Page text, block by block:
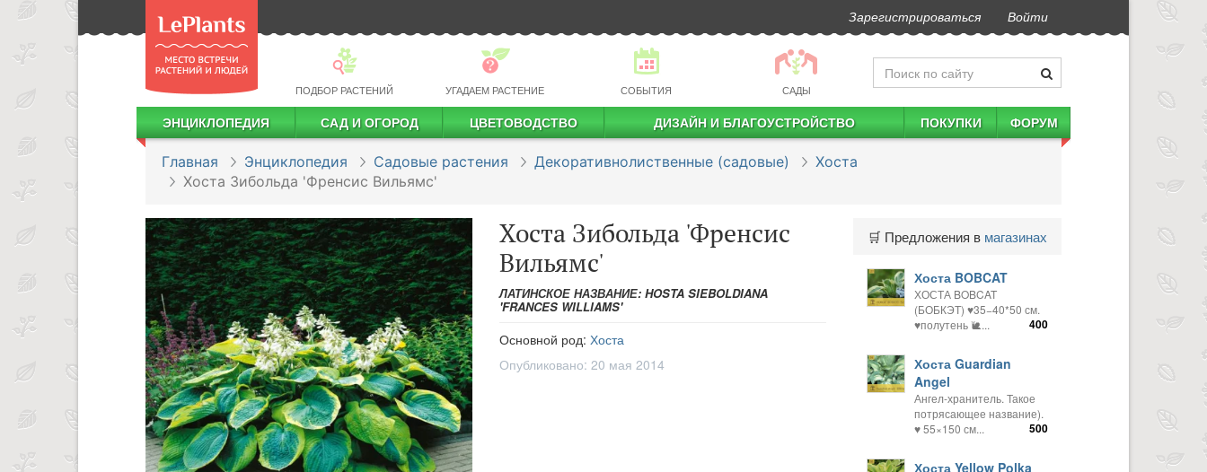
Зарегистрироваться Войти
ПОДБОР РАСТЕНИЙ УГАДАЕМ РАСТЕНИЕ СОБЫТИЯ САДЫ
ЭНЦИКЛОПЕДИЯ САД И ОГОРОД ЦВЕТОВОДСТВО ДИЗАЙН И БЛАГОУСТРОЙСТВО ПОКУПКИ ФОРУМ
Главная Энциклопедия Садовые растения Декоративнолиственные (садовые)
Хоста
Хоста Зибольда 'Френсис Вильямс'
Хоста Зибольда 'Френсис
Вильямс'
ЛАТИНСКОЕ НАЗВАНИЕ: HOSTA SIEBOLDIANA
'FRANCES WILLIAMS'
Основной род: Хоста
Опубликовано: 20 мая 2014
🛒 Предложения в магазинах
Хоста BOBCAT
ХОСТА BOBCAT
(БОБКЭТ) ♥️35−40*50 см.
♥️полутень 🐌...
400
Хоста Guardian
Angel
Ангел-хранитель. Такое
потрясающее название).
♥ 55×150 см...
500
Хоста Yellow Polka